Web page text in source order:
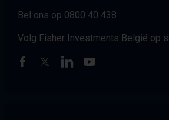
Bel ons op 0800 40 438
Volg Fisher Investments België op